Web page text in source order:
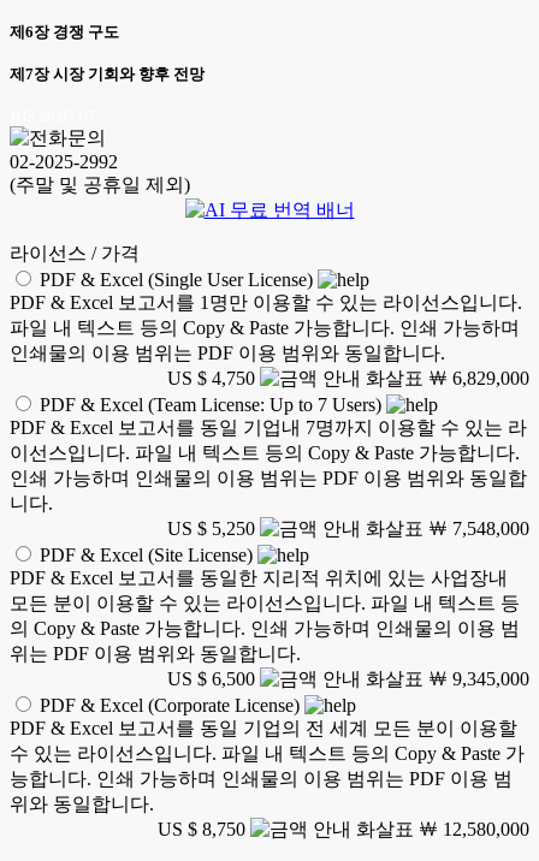
제6장 경쟁 구도
제7장 시장 기회와 향후 전망
02-2025-2992
(주말 및 공휴일 제외)
라이선스 / 가격
PDF & Excel (Single User License)
PDF & Excel 보고서를 1명만 이용할 수 있는 라이선스입니다.
파일 내 텍스트 등의 Copy & Paste 가능합니다. 인쇄 가능하며
인쇄물의 이용 범위는 PDF 이용 범위와 동일합니다.
US $ 4,750
￦ 6,829,000
PDF & Excel (Team License: Up to 7 Users)
PDF & Excel 보고서를 동일 기업내 7명까지 이용할 수 있는 라
이선스입니다. 파일 내 텍스트 등의 Copy & Paste 가능합니다.
인쇄 가능하며 인쇄물의 이용 범위는 PDF 이용 범위와 동일합
니다.
US $ 5,250
￦ 7,548,000
PDF & Excel (Site License)
PDF & Excel 보고서를 동일한 지리적 위치에 있는 사업장내
모든 분이 이용할 수 있는 라이선스입니다. 파일 내 텍스트 등
의 Copy & Paste 가능합니다. 인쇄 가능하며 인쇄물의 이용 범
위는 PDF 이용 범위와 동일합니다.
US $ 6,500
￦ 9,345,000
PDF & Excel (Corporate License)
PDF & Excel 보고서를 동일 기업의 전 세계 모든 분이 이용할
수 있는 라이선스입니다. 파일 내 텍스트 등의 Copy & Paste 가
능합니다. 인쇄 가능하며 인쇄물의 이용 범위는 PDF 이용 범
위와 동일합니다.
US $ 8,750
￦ 12,580,000